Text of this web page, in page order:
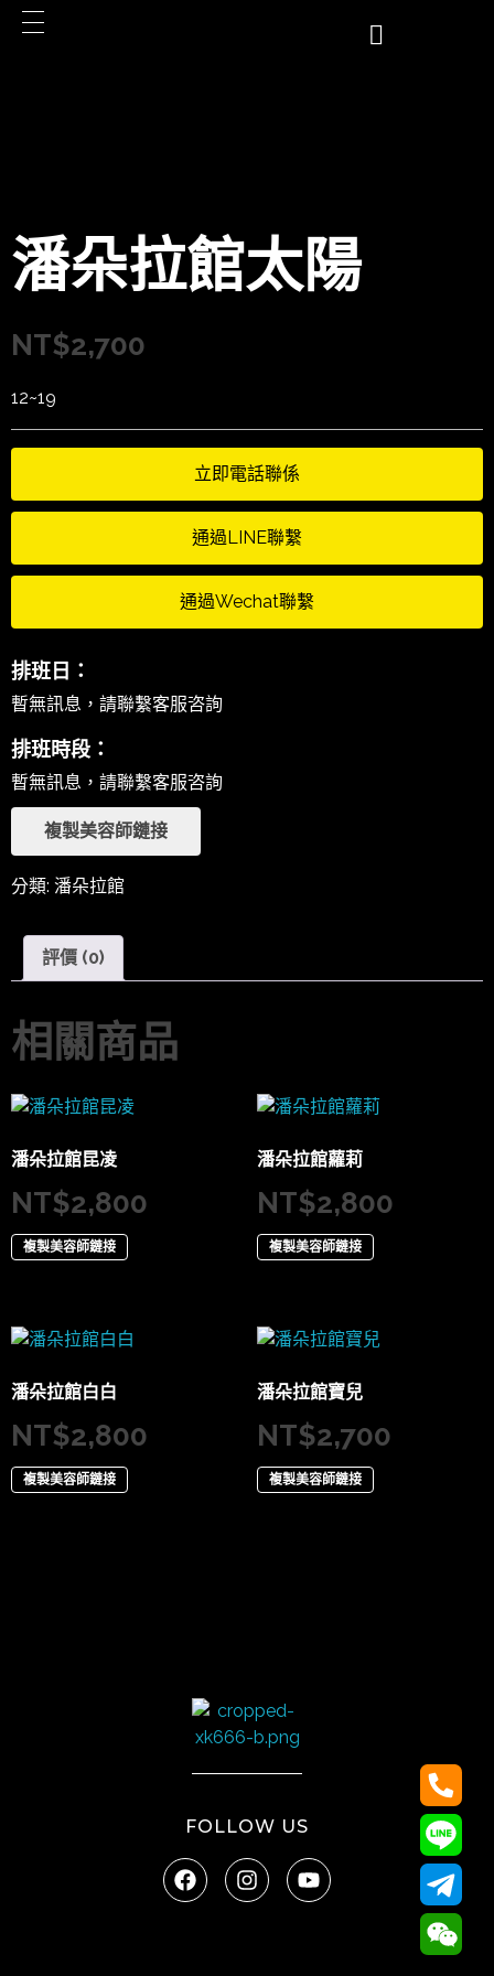
潘朵拉館太陽
NT$2,700
12~19
立即電話聯係
通過LINE聯繫
通過Wechat聯繫
排班日：
暫無訊息，請聯繫客服咨詢
排班時段：
暫無訊息，請聯繫客服咨詢
複製美容師鏈接
分類: 潘朵拉館
評價 (0)
相關商品
潘朵拉館昆凌
NT$2,800
複製美容師鏈接
潘朵拉館蘿莉
NT$2,800
複製美容師鏈接
潘朵拉館白白
NT$2,800
複製美容師鏈接
潘朵拉館寶兒
NT$2,700
複製美容師鏈接
FOLLOW US